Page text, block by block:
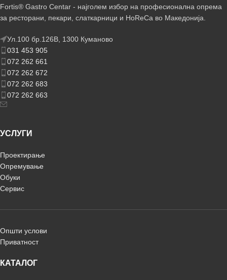
Fortis® Gastro Centar - најголем избор на професионална опрема
за ресторани, пекари, слаткарници и HoReCa во Македонија.
Ул.100 бр.126В, 1300 Куманово
031 453 905
072 262 661
072 262 672
072 262 683
072 262 663
УСЛУГИ
Проектирање
Опремување
Обуки
Сервис
Општи услови
Приватност
КАТАЛОГ